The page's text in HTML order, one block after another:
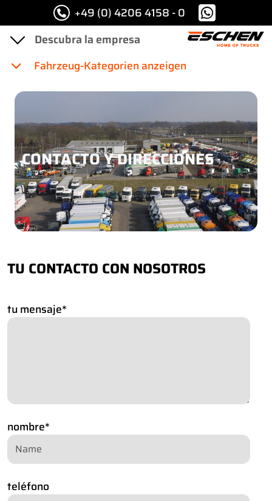
+49 (0) 4206 4158 - 0
Fahrzeug-Kategorien anzeigen
CONTACTO Y DIRECCIONES
TU CONTACTO CON NOSOTROS
tu mensaje*
nombre*
teléfono